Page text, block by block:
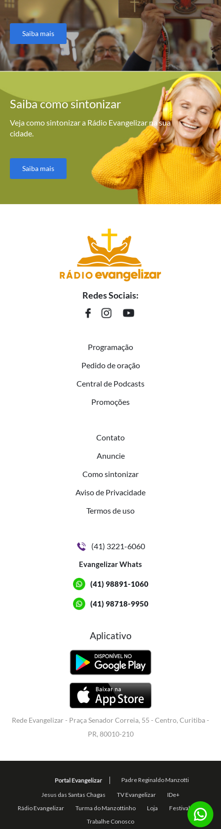
Saiba mais
Saiba comosintonizar
Veja como sintonizar a Rádio Evangelizar na sua
cidade.
Saiba mais
Redes Sociais:
Programação
Pedido de oração
Central de Podcasts
Promoções
Contato
Anuncie
Como sintonizar
Aviso de Privacidade
Termos de uso
(41) 3221-6060
Evangelizar Whats
(41) 98891-1060
(41) 98718-9950
Aplicativo
Rede Evangelizar - Praça Senador Correia, 55 - Centro, Curitiba -
PR, 80010-210